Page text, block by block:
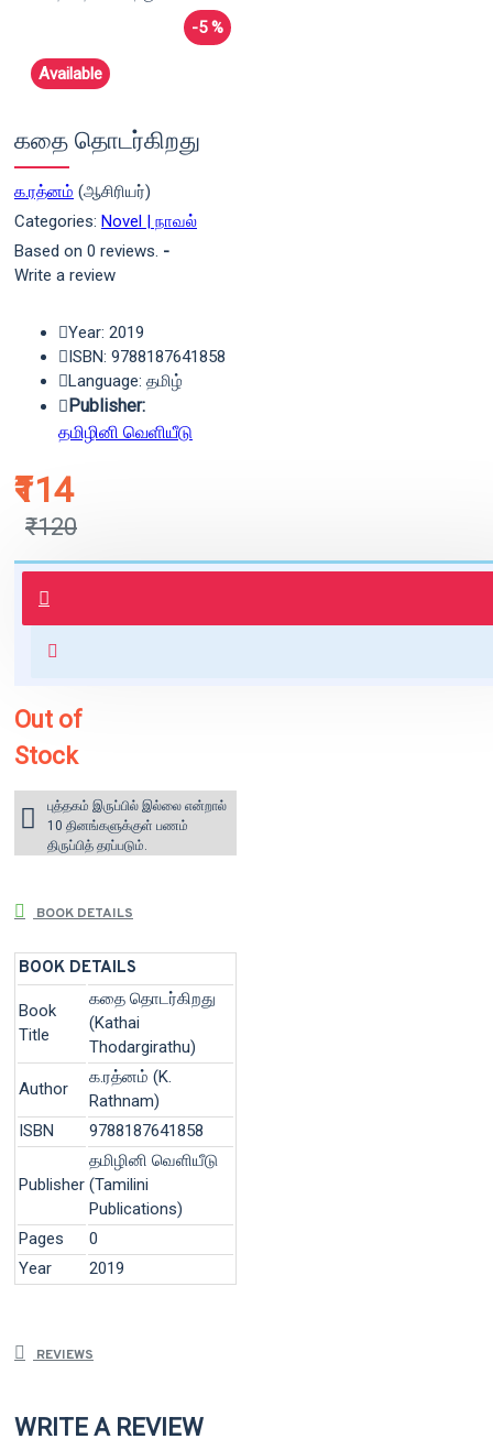
-5 %
Available
கதை தொடர்கிறது
க.ரத்னம் (ஆசிரியர்)
Categories: Novel | நாவல்
Based on 0 reviews. -
Write a review
₹114
₹120
Year: 2019
ISBN: 9788187641858
Language: தமிழ்
Publisher:
தமிழினி வெளியீடு
புத்தகம் 3 - 7 நாட்களில் அனுப்பி
வைக்கப்படும்.
for orders above ₹1000 within
Out of
Stock
புத்தகம் இருப்பில் இல்லை என்றால்
10 தினங்களுக்குள் பணம்
திருப்பித் தரப்படும்.
BOOK DETAILS
BOOK DETAILS
Book
Title
கதை தொடர்கிறது
(Kathai
Thodargirathu)
Author
க.ரத்னம் (K.
Rathnam)
ISBN
9788187641858
Publisher
தமிழினி வெளியீடு
(Tamilini
Publications)
Pages
0
Year
2019
REVIEWS
WRITE A REVIEW